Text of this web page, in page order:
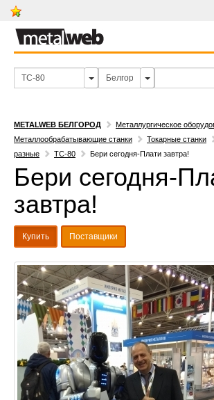
METALWEB БЕЛГОРОД
Металлургическое
Металлообрабатывающие станки
Токарные станки
разные
ТС-80 Бери сегодня-Плати завтра!
Бери сегодня-
завтра!
Купить Поставщики